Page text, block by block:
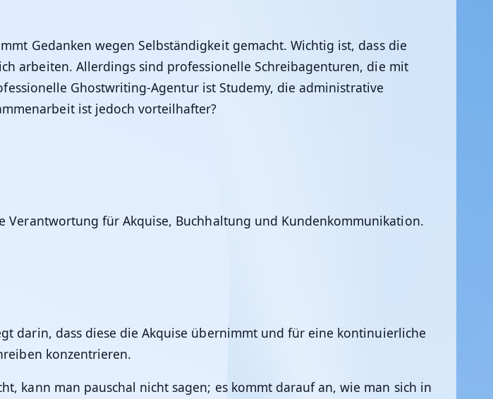
Gedanken wegen Selbständigkeit gemacht. Wichtig ist, dass die
arbeiten. Allerdings sind professionelle Schreibagenturen, die mit
Ghostwriting-Agentur ist Studemy, die administrative
ist jedoch vorteilhafter?
für Akquise, Buchhaltung und Kundenkommunikation.
darin, dass diese die Akquise übernimmt und für eine kontinuierliche
konzentrieren.
kann man pauschal nicht sagen; es kommt darauf an, wie man sich in